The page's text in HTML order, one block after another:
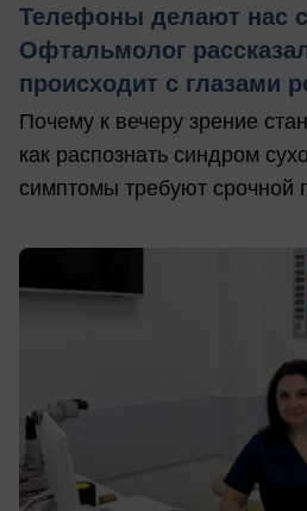
Телефоны делают нас
Офтальмолог
происходит с глазами
Почему к вечеру зрение
как распознать синдром
симптомы требуют срочной